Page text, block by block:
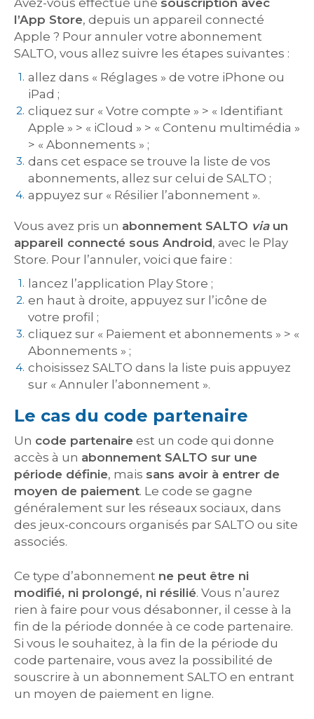
Avez-vous effectué une souscription avec
l’App Store, depuis un appareil connecté
Apple ? Pour annuler votre abonnement
SALTO, vous allez suivre les étapes suivantes :
allez dans « Réglages » de votre iPhone ou
iPad ;
cliquez sur « Votre compte » > « Identifiant
Apple » > « iCloud » > « Contenu multimédia »
> « Abonnements » ;
dans cet espace se trouve la liste de vos
abonnements, allez sur celui de SALTO ;
appuyez sur « Résilier l’abonnement ».
Vous avez pris un abonnement SALTO viaun
appareil connecté sous Android, avec le Play
Store. Pour l’annuler, voici que faire :
lancez l’application Play Store ;
en haut à droite, appuyez sur l’icône de
votre profil ;
cliquez sur « Paiement et abonnements » > «
Abonnements » ;
choisissez SALTO dans la liste puis appuyez
sur « Annuler l’abonnement ».
Le cas du code partenaire
Un code partenaire est un code qui donne
accès à un abonnement SALTO sur une
période définie, mais sans avoir à entrer de
moyen de paiement. Le code se gagne
généralement sur les réseaux sociaux, dans
des jeux-concours organisés par SALTO ou site
associés.
Ce type d’abonnement ne peut être ni
modifié, ni prolongé, ni résilié. Vous n’aurez
rien à faire pour vous désabonner, il cesse à la
fin de la période donnée à ce code partenaire.
Si vous le souhaitez, à la fin de la période du
code partenaire, vous avez la possibilité de
souscrire à un abonnement SALTO en entrant
un moyen de paiement en ligne.